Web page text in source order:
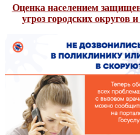
Оценка населением
угроз городских